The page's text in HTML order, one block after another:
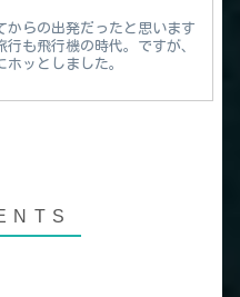
からの出発だったと思います
も飛行機の時代。ですが、
ッとしました。